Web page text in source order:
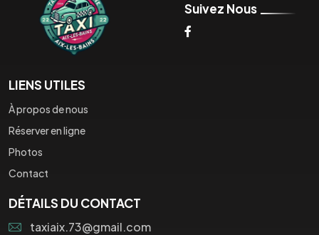
Suivez Nous
LIENS UTILES
À propos de nous
Réserver en ligne
Photos
Contact
DÉTAILS DU CONTACT
taxiaix.73@gmail.com